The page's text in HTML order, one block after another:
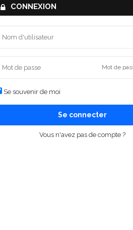
CONNEXION
Mot de
Se souvenir de moi
Se connecter
Vous n'avez pas de compte ?